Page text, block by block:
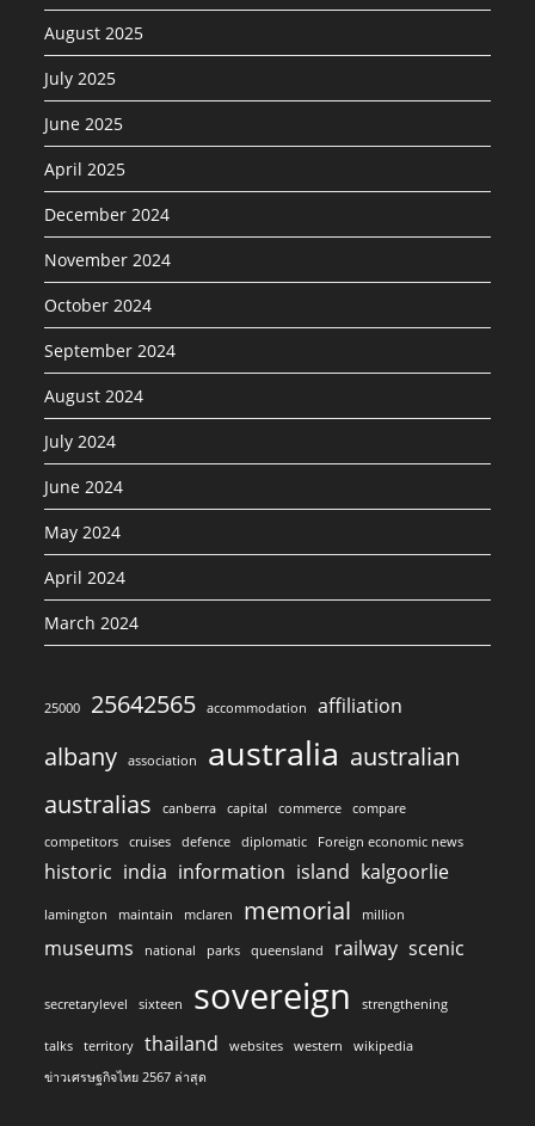
August 2025
July 2025
June 2025
April 2025
December 2024
November 2024
October 2024
September 2024
August 2024
July 2024
June 2024
May 2024
April 2024
March 2024
25000 25642565 accommodation affiliation
albany association australia australian
australias
canberra capital commerce
compare
competitors
cruises defence diplomatic Foreign economic news
historic india information island kalgoorlie
lamington maintain mclaren memorial million
museums national parks queensland railway scenic
secretarylevel sixteen sovereign strengthening
talks territory thailand websites western
wikipedia
ข่าวเศรษฐกิจไทย 2567 ล่าสุด